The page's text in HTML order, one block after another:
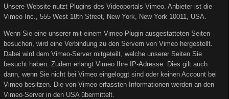
Unsere Website nutzt Plugins des Videoportals Vimeo. Anbieter ist die
Vimeo Inc., 555 West 18th Street, New York, New York 10011, USA.
Wenn Sie eine unserer mit einem Vimeo-Plugin ausgestatteten Seiten
besuchen, wird eine Verbindung zu den Servern von Vimeo hergestellt.
Dabei wird dem Vimeo-Server mitgeteilt, welche unserer Seiten Sie
besucht haben. Zudem erlangt Vimeo Ihre IP-Adresse. Dies gilt auch
dann, wenn Sie nicht bei Vimeo eingeloggt sind oder keinen Account bei
Vimeo besitzen. Die von Vimeo erfassten Informationen werden an den
Vimeo-Server in den USA übermittelt.